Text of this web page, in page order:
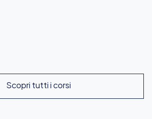
Scopri tutti i corsi